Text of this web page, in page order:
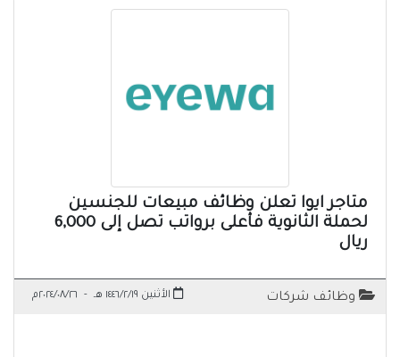
متاجر ايوا تعلن وظائف مبيعات للجنسين
لحملة الثانوية فأعلى برواتب تصل إلى 6,000
ريال
وظائف شركات الأثنين ١٤٤٦/٢/١٩ هـ - ٢٠٢٤/٠٨/٢٦م